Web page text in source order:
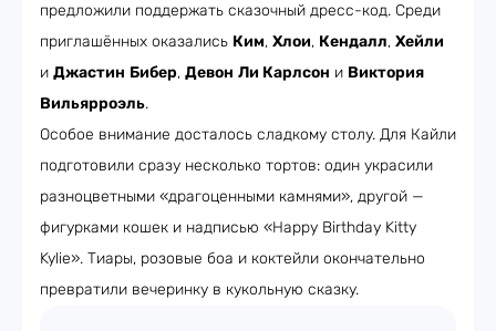
предложили поддержать сказочный дресс-код. Среди
приглашённых оказались Ким, Хлои, Кендалл, Хейли
и Джастин Бибер, Девон Ли Карлсон и Виктория
Вильярроэль.
Особое внимание досталось сладкому столу. Для Кайли
подготовили сразу несколько тортов: один украсили
разноцветными «драгоценными камнями», другой —
фигурками кошек и надписью «Happy Birthday Kitty
Kylie». Тиары, розовые боа и коктейли окончательно
превратили вечеринку в кукольную сказку.